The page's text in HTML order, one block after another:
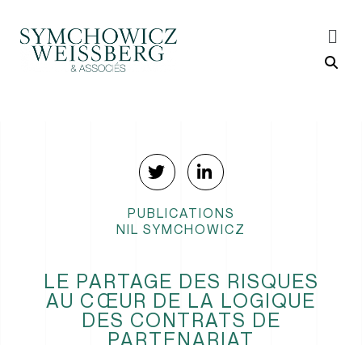
PUBLICATIONS
NIL SYMCHOWICZ
LE PARTAGE DES RISQUES
AU CŒUR DE LA LOGIQUE
DES CONTRATS DE
PARTENARIAT